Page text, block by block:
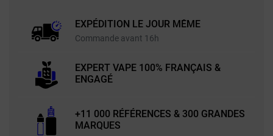
EXPÉDITION LE JOUR MÊME
Commande avant 16h
EXPERT VAPE 100% FRANÇAIS &
ENGAGÉ
+11 000 RÉFÉRENCES & 300 GRANDES
MARQUES